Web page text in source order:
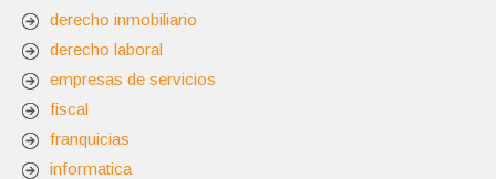
derecho inmobiliario
derecho laboral
empresas de servicios
fiscal
franquicias
informatica